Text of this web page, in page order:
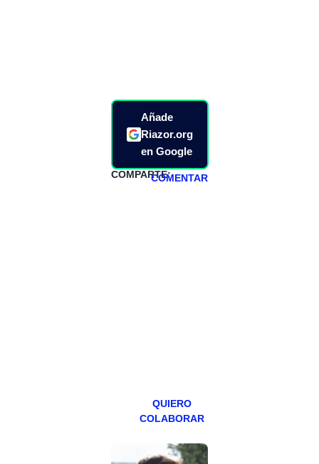
Añade
Riazor.org
en Google
COMPARTE:COMENTAR
QUIERO
COLABORAR